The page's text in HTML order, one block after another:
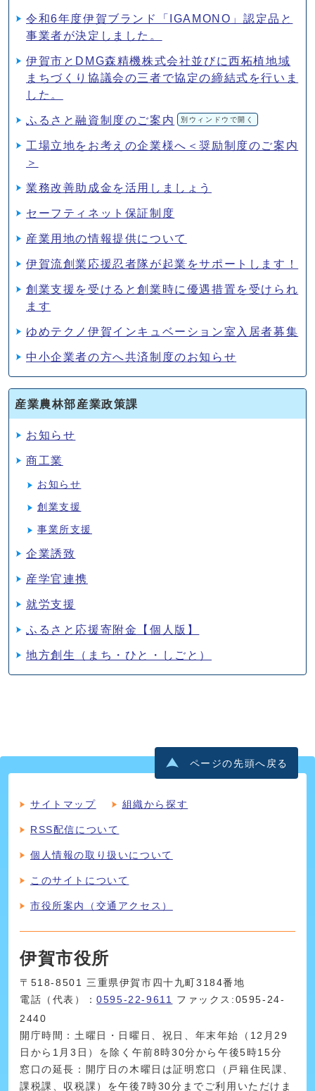
令和6年度伊賀ブランド「IGAMONO」認定品と
事業者が決定しました。
伊賀市とDMG森精機株式会社並びに西柘植地域
まちづくり協議会の三者で協定の締結式を行いま
した。
ふるさと融資制度のご案内 別ウィンドウで開く
工場立地をお考えの企業様へ＜奨励制度のご案内
＞
業務改善助成金を活用しましょう
セーフティネット保証制度
産業用地の情報提供について
伊賀流創業応援忍者隊が起業をサポートします！
創業支援を受けると創業時に優遇措置を受けられ
ます
ゆめテクノ伊賀インキュベーション室入居者募集
中小企業者の方へ共済制度のお知らせ
産業農林部産業政策課
お知らせ
商工業
お知らせ
創業支援
事業所支援
企業誘致
産学官連携
就労支援
ふるさと応援寄附金【個人版】
地方創生（まち・ひと・しごと）
ページの先頭へ戻る
サイトマップ 組織から探す
RSS配信について
個人情報の取り扱いについて
このサイトについて
市役所案内（交通アクセス）
伊賀市役所
〒518-8501 三重県伊賀市四十九町3184番地
電話（代表）：0595-22-9611
ファックス:0595-24-
2440
開庁時間：土曜日・日曜日、祝日、年末年始（12月29
日から1月3日）を除く午前8時30分から午後5時15分
窓口の延長：開庁日の木曜日は証明窓口（戸籍住民課、
課税課、収税課）を午後7時30分までご利用いただけま